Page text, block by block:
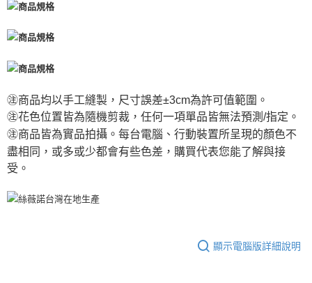
㊟商品均以手工縫製，尺寸誤差±3cm為許可值範圍。
㊟花色位置皆為隨機剪裁，任何一項單品皆無法預測/指定。
㊟商品皆為實品拍攝。每台電腦、行動裝置所呈現的顏色不
盡相同，或多或少都會有些色差，購買代表您能了解與接
受。
顯示電腦版詳細說明